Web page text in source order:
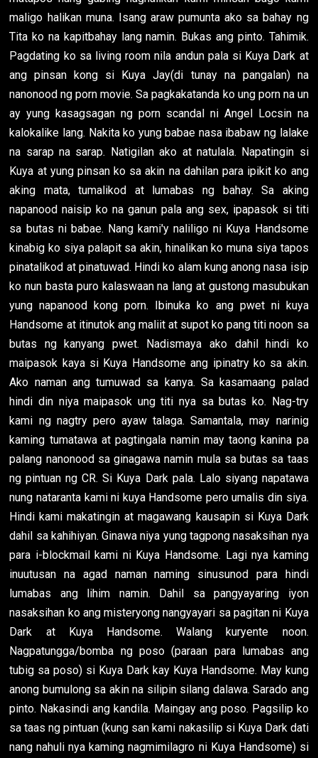
maligo halikan muna. Isang araw pumunta ako sa bahay ng
Tita ko na kapitbahay lang namin. Bukas ang pinto. Tahimik.
Pagdating ko sa living room nila andun pala si Kuya Dark at
ang pinsan kong si Kuya Jay(di tunay na pangalan) na
nanonood ng porn movie. Sa pagkakatanda ko ung porn na un
ay yung kasagsagan ng porn scandal ni Angel Locsin na
kalokalike lang. Nakita ko yung babae nasa ibabaw ng lalake
na sarap na sarap. Natigilan ako at natulala. Napatingin si
Kuya at yung pinsan ko sa akin na dahilan para ipikit ko ang
aking mata, tumalikod at lumabas ng bahay. Sa aking
napanood naisip ko na ganun pala ang sex, ipapasok si titi
sa butas ni babae. Nang kami'y naliligo ni Kuya Handsome
kinabig ko siya palapit sa akin, hinalikan ko muna siya tapos
pinatalikod at pinatuwad. Hindi ko alam kung anong nasa isip
ko nun basta puro kalaswaan na lang at gustong masubukan
yung napanood kong porn. Ibinuka ko ang pwet ni kuya
Handsome at itinutok ang maliit at supot ko pang titi noon sa
butas ng kanyang pwet. Nadismaya ako dahil hindi ko
maipasok kaya si Kuya Handsome ang ipinatry ko sa akin.
Ako naman ang tumuwad sa kanya. Sa kasamaang palad
hindi din niya maipasok ung titi nya sa butas ko. Nag-try
kami ng nagtry pero ayaw talaga. Samantala, may narinig
kaming tumatawa at pagtingala namin may taong kanina pa
palang nanonood sa ginagawa namin mula sa butas sa taas
ng pintuan ng CR. Si Kuya Dark pala. Lalo siyang napatawa
nung nataranta kami ni kuya Handsome pero umalis din siya.
Hindi kami makatingin at magawang kausapin si Kuya Dark
dahil sa kahihiyan. Ginawa niya yung tagpong nasaksihan nya
para i-blockmail kami ni Kuya Handsome. Lagi nya kaming
inuutusan na agad naman naming sinusunod para hindi
lumabas ang lihim namin. Dahil sa pangyayaring iyon
nasaksihan ko ang misteryong nangyayari sa pagitan ni Kuya
Dark at Kuya Handsome. Walang kuryente noon.
Nagpatungga/bomba ng poso (paraan para lumabas ang
tubig sa poso) si Kuya Dark kay Kuya Handsome. May kung
anong bumulong sa akin na silipin silang dalawa. Sarado ang
pinto. Nakasindi ang kandila. Maingay ang poso. Pagsilip ko
sa taas ng pintuan (kung san kami nakasilip si Kuya Dark dati
nang nahuli nya kaming nagmimilagro ni Kuya Handsome) si